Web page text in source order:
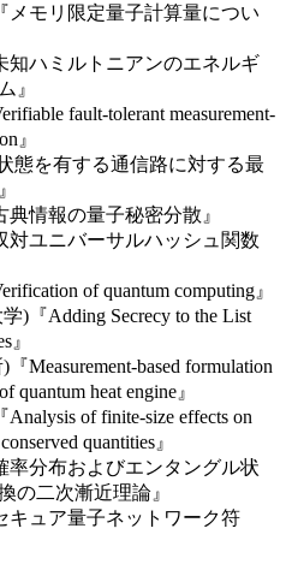
メモリ限定量子計算量につい
知ハミルトニアンのエネルギ
』
fault-tolerant measurement-
』
態を有する通信路に対する最
典情報の量子秘密分散』
対ユニバーサルハッシュ関数
of quantum computing』
)『Adding Secrecy to the List
』
) 『Measurement-based formulation
quantum heat engine』
of finite-size effects on
quantities』
率分布およびエンタングル状
の二次漸近理論』
キュア量子ネットワーク符